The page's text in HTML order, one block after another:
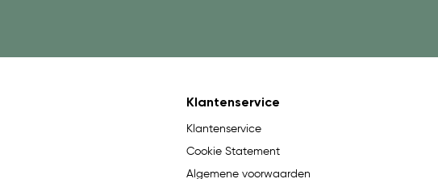
Klantenservice
Klantenservice
Cookie Statement
Algemene voorwaarden